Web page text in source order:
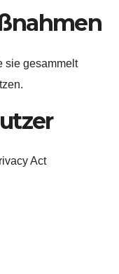
sie gesammelt
Act